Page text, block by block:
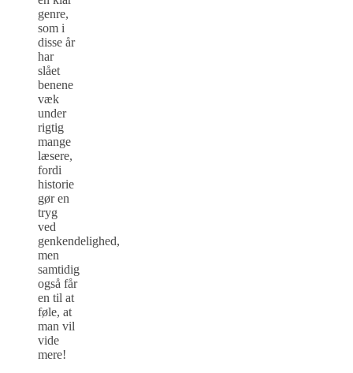
genre,
som i
disse år
har
slået
benene
væk
under
rigtig
mange
læsere,
fordi
historie
gør en
tryg
ved
genkendelighed,
men
samtidig
også får
en til at
føle, at
man vil
vide
mere!